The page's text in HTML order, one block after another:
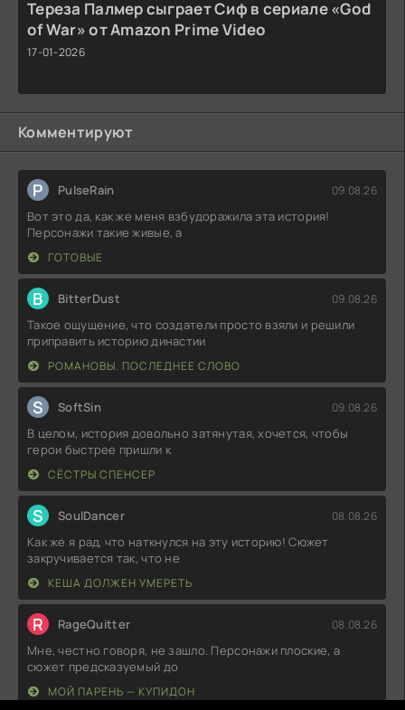
Тереза Палмер сыграет Сиф в сериале «God
of War» от Amazon Prime Video
17-01-2026
Комментируют
P PulseRain 09.08.26
Вот это да, как же меня взбудоражила эта история!
Персонажи такие живые, а
ГОТОВЫЕ
B BitterDust 09.08.26
Такое ощущение, что создатели просто взяли и решили
приправить историю династии
РОМАНОВЫ. ПОСЛЕДНЕЕ СЛОВО
S SoftSin 09.08.26
В целом, история довольно затянутая, хочется, чтобы
герои быстрее пришли к
СЁСТРЫ СПЕНСЕР
S SoulDancer 08.08.26
Как же я рад, что наткнулся на эту историю! Сюжет
закручивается так, что не
КЕША ДОЛЖЕН УМЕРЕТЬ
R RageQuitter 08.08.26
Мне, честно говоря, не зашло. Персонажи плоские, а
сюжет предсказуемый до
МОЙ ПАРЕНЬ — КУПИДОН